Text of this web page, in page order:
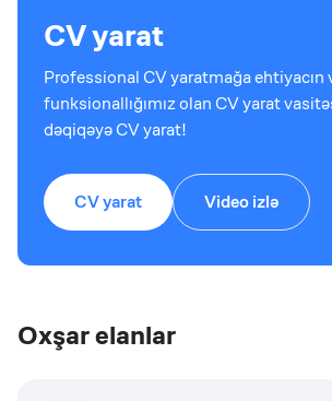
CV yarat
Professional CV yaratmağa ehtiyacın
funksionallığımız olan CV yarat
dəqiqəyə CV yarat!
CV yarat Video izlə
Oxşar elanlar